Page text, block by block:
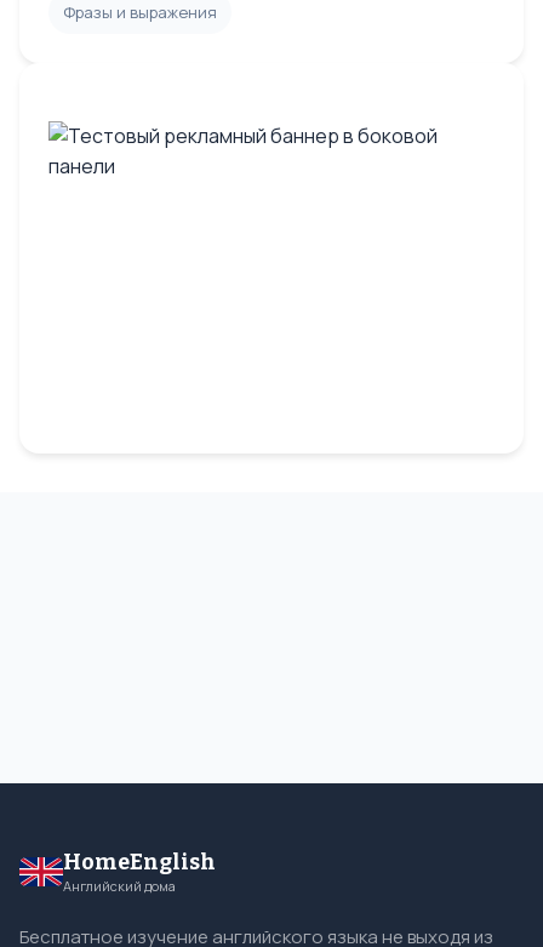
Фразы и выражения
HomeEnglish
Английский дома
Бесплатное изучение английского языка не выходя из